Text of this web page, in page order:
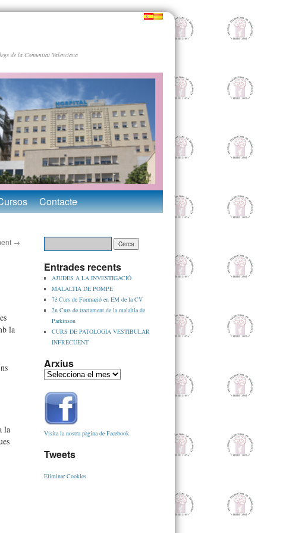
de la Comunitat Valenciana
Contacte
→
la
la
Entrades recents
AJUDES A LA INVESTIGACIÓ
MALALTIA DE POMPE
7é Curs de Formació en EM de la CV
2n Curs de tractament de la malaltia de
Parkinson
CURS DE PATOLOGIA VESTIBULAR
INFRECUENT
Arxius
Visita la nostra pàgina de Facebook
Tweets
Eliminar Cookies